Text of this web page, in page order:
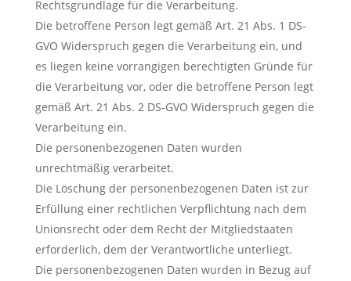
Rechtsgrundlage für die Verarbeitung.
Die betroffene Person legt gemäß Art. 21 Abs. 1 DS-
GVO Widerspruch gegen die Verarbeitung ein, und
es liegen keine vorrangigen berechtigten Gründe für
die Verarbeitung vor, oder die betroffene Person legt
gemäß Art. 21 Abs. 2 DS-GVO Widerspruch gegen die
Verarbeitung ein.
Die personenbezogenen Daten wurden
unrechtmäßig verarbeitet.
Die Löschung der personenbezogenen Daten ist zur
Erfüllung einer rechtlichen Verpflichtung nach dem
Unionsrecht oder dem Recht der Mitgliedstaaten
erforderlich, dem der Verantwortliche unterliegt.
Die personenbezogenen Daten wurden in Bezug auf